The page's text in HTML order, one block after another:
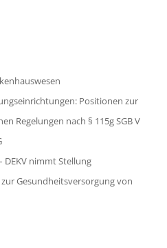
Positionen zur
Regelungen nach § 115g SGB V
DEKV nimmt Stellung
zur Gesundheitsversorgung von